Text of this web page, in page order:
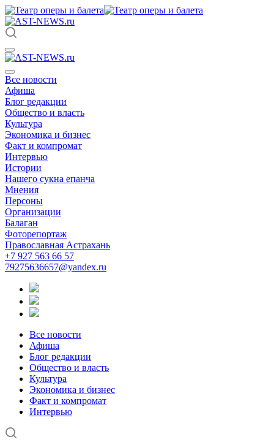
Все новости
Афиша
Блог редакции
Общество и власть
Культура
Экономика и бизнес
Факт и компромат
Интервью
Истории
Нашего сукна епанча
Мнения
Персоны
Организации
Балаган
Фоторепортаж
Православная Астрахань
+7 927 563 66 57
79275636657@yandex.ru
Все новости
Афиша
Блог редакции
Общество и власть
Культура
Экономика и бизнес
Факт и компромат
Интервью